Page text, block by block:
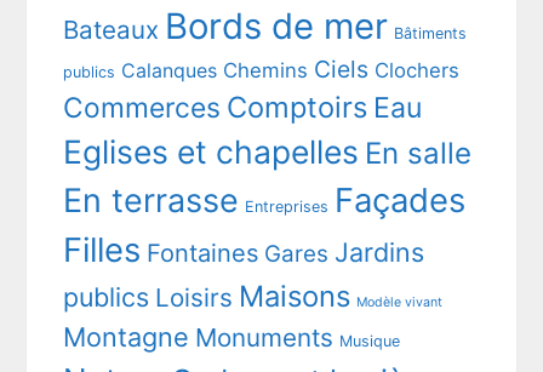
Bateaux Bords de mer Bâtiments
publics Calanques Chemins Ciels Clochers
Commerces Comptoirs Eau
Eglises et chapelles En salle
En terrasse Entreprises Façades
Filles Fontaines Gares Jardins
publics Loisirs Maisons Modèle vivant
Montagne Monuments Musique